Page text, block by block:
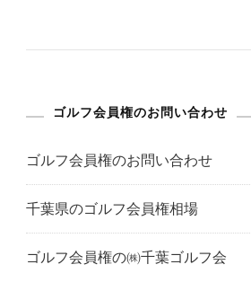
o
k
旅
へ
の
ゴルフ会員権のお問い合わせ
ゴルフ会員権のお問い合わせ
千葉県のゴルフ会員権相場
ゴルフ会員権の㈱千葉ゴルフ会